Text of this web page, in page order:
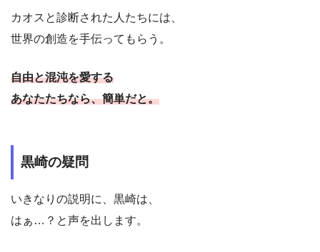
カオスと診断された人たちには、
世界の創造を手伝ってもらう。
自由と混沌を愛する
あなたたちなら、簡単だと。
黒崎の疑問
いきなりの説明に、黒崎は、
はぁ…？と声を出します。